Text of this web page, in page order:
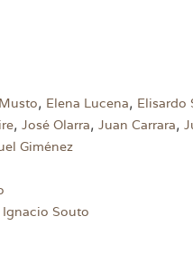
, Elena Lucena, Elisardo
, José Olarra, Juan Carrara,
Giménez
Ignacio Souto